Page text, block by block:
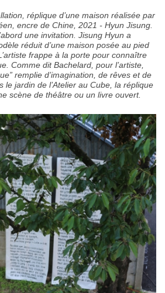
réplique d’une maison réalisée par
encre de Chine, 2021 - Hyun Jisung.
une invitation. Jisung Hyun a
réduit d’une maison posée au pied
frappe à la porte pour connaître
Comme dit Bachelard, pour l’artiste,
remplie d’imagination, de rêves et de
le jardin de l’Atelier au Cube, la réplique
scène de théâtre ou un livre ouvert.